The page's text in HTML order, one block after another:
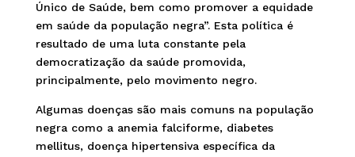
Único de Saúde, bem como promover a equidade
em saúde da população negra”. Esta política é
resultado de uma luta constante pela
democratização da saúde promovida,
principalmente, pelo movimento negro.
Algumas doenças são mais comuns na população
negra como a anemia falciforme, diabetes
mellitus, doença hipertensiva específica da